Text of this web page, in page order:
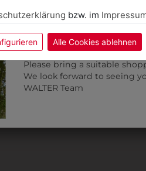
bzw. im
Alle Cookies ablehnen
correct school.
calendar icon.
Without an appointment,
Please bring a suitable
We look forward to seeing
WALTER Team